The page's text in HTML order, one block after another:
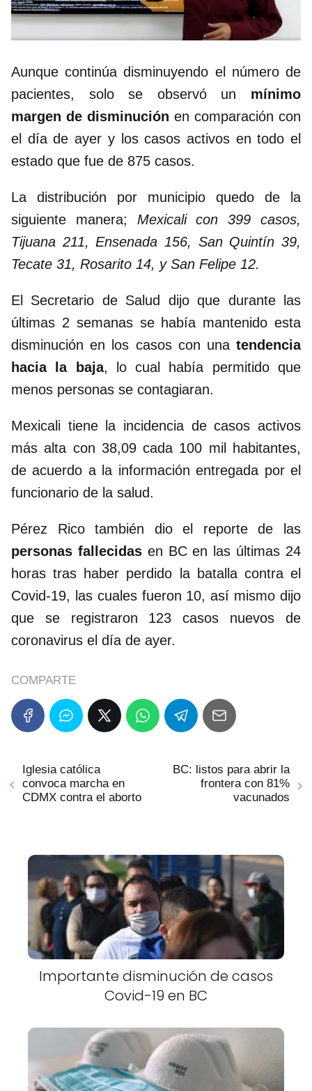
Aunque continúa disminuyendo el número de
pacientes, solo se observó un mínimo
margen de disminución en comparación con
el día de ayer y los casos activos en todo el
estado que fue de 875 casos.
La distribución por municipio quedo de la
siguiente manera; Mexicali con 399 casos,
Tijuana 211, Ensenada 156, San Quintín 39,
Tecate 31, Rosarito 14, y San Felipe 12.
El Secretario de Salud dijo que durante las
últimas 2 semanas se había mantenido esta
disminución en los casos con una tendencia
hacia la baja, lo cual había permitido que
menos personas se contagiaran.
Mexicali tiene la incidencia de casos activos
más alta con 38,09 cada 100 mil habitantes,
de acuerdo a la información entregada por el
funcionario de la salud.
Pérez Rico también dio el reporte de las
personas fallecidasen BC en las últimas 24
horas tras haber perdido la batalla contra el
Covid-19, las cuales fueron 10, así mismo dijo
que se registraron 123 casos nuevos de
coronavirus el día de ayer.
COMPARTE
Iglesia católica
convoca marcha en
CDMX contra el aborto
BC: listos para abrir la
frontera con 81%
vacunados
Importante disminución de casos
Covid-19 en BC